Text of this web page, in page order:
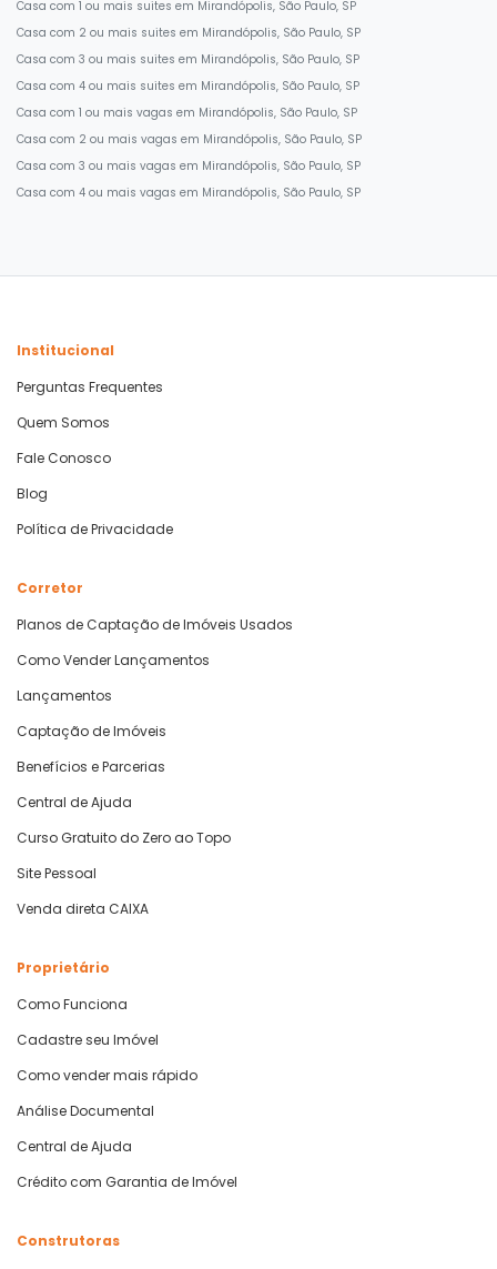
Casa com 1 ou mais suites em Mirandópolis, São Paulo, SP
Casa com 2 ou mais suites em Mirandópolis, São Paulo, SP
Casa com 3 ou mais suites em Mirandópolis, São Paulo, SP
Casa com 4 ou mais suites em Mirandópolis, São Paulo, SP
Casa com 1 ou mais vagas em Mirandópolis, São Paulo, SP
Casa com 2 ou mais vagas em Mirandópolis, São Paulo, SP
Casa com 3 ou mais vagas em Mirandópolis, São Paulo, SP
Casa com 4 ou mais vagas em Mirandópolis, São Paulo, SP
Institucional
Perguntas Frequentes
Quem Somos
Fale Conosco
Blog
Política de Privacidade
Corretor
Planos de Captação de Imóveis Usados
Como Vender Lançamentos
Lançamentos
Captação de Imóveis
Benefícios e Parcerias
Central de Ajuda
Curso Gratuito do Zero ao Topo
Site Pessoal
Venda direta CAIXA
Proprietário
Como Funciona
Cadastre seu Imóvel
Como vender mais rápido
Análise Documental
Central de Ajuda
Crédito com Garantia de Imóvel
Construtoras